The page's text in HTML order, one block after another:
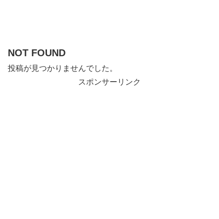
NOT FOUND
投稿が見つかりませんでした。
スポンサーリンク